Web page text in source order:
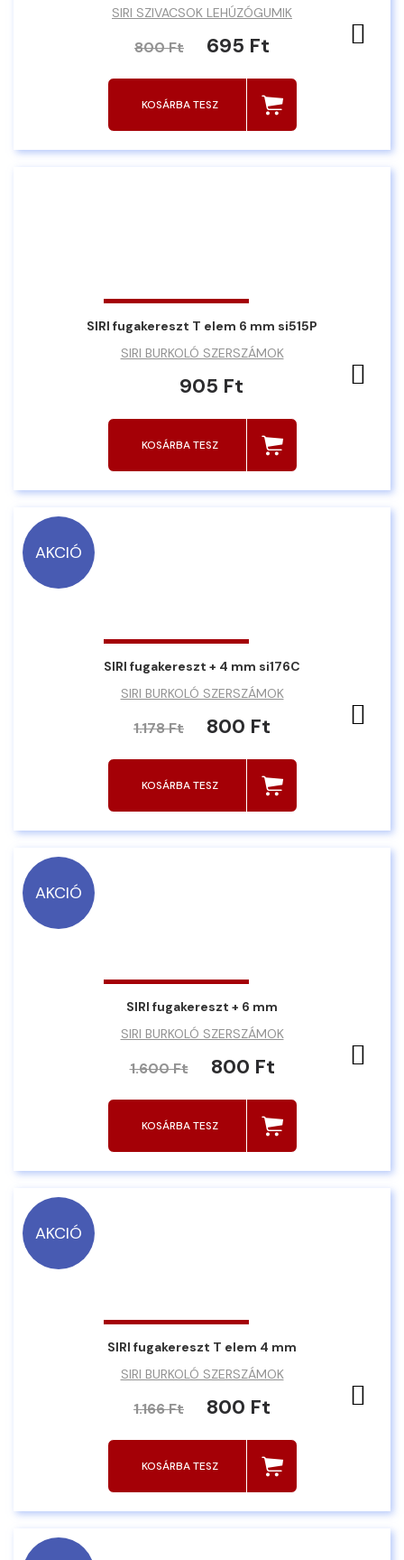
SIRI SZIVACSOK LEHÚZÓGUMIK
800 Ft 695 Ft
KOSÁRBA TESZ
SIRI fugakereszt T elem 6 mm si515P
SIRI BURKOLÓ SZERSZÁMOK
905 Ft
KOSÁRBA TESZ
AKCIÓ
SIRI fugakereszt + 4 mm si176C
SIRI BURKOLÓ SZERSZÁMOK
1.178 Ft 800 Ft
KOSÁRBA TESZ
AKCIÓ
SIRI fugakereszt + 6 mm
SIRI BURKOLÓ SZERSZÁMOK
1.600 Ft 800 Ft
KOSÁRBA TESZ
AKCIÓ
SIRI fugakereszt T elem 4 mm
SIRI BURKOLÓ SZERSZÁMOK
1.166 Ft 800 Ft
KOSÁRBA TESZ